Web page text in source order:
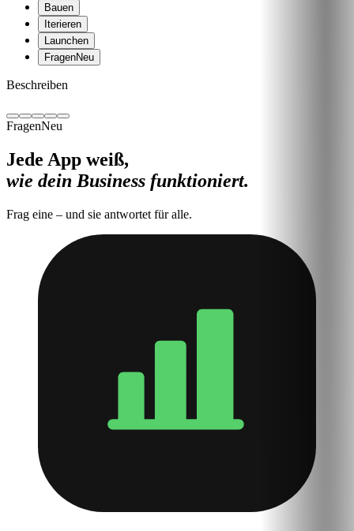
Bauen
Iterieren
Launchen
FragenNeu
Beschreiben
FragenNeu
Jede App weiß,
wie dein Business funktioniert.
Frag eine – und sie antwortet für alle.